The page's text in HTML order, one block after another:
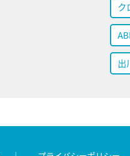
ク
出